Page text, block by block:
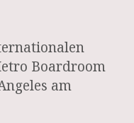
Boardroom
am